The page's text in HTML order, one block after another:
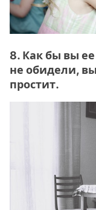
8. Как бы вы
не обидели, вы
простит.